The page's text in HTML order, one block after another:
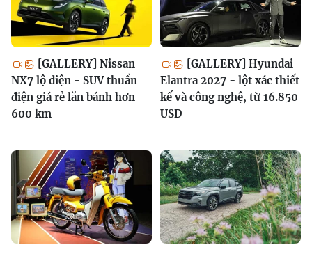
[GALLERY] Nissan
NX7 lộ diện - SUV thuần
điện giá rẻ lăn bánh hơn
600 km
[GALLERY] Hyundai
Elantra 2027 - lột xác thiết
kế và công nghệ, từ 16.850
USD